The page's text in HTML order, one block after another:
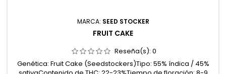
MARCA: SEED STOCKER
FRUIT CAKE
Reseña(s): 0
Genética: Fruit Cake (Seedstockers)Tipo: 55% índica / 45%